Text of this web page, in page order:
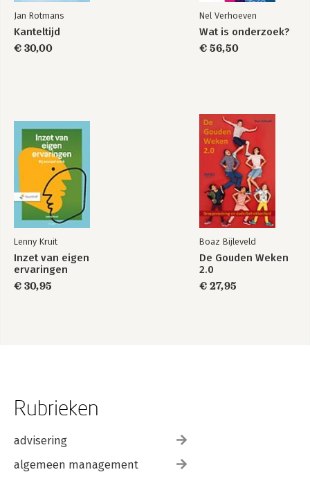
Jan Rotmans
Kanteltijd
€ 30,00
Nel Verhoeven
Wat is onderzoek?
€ 56,50
Lenny Kruit
Inzet van eigen
ervaringen
€ 30,95
Boaz Bijleveld
De Gouden Weken
2.0
€ 27,95
Rubrieken
advisering
algemeen management